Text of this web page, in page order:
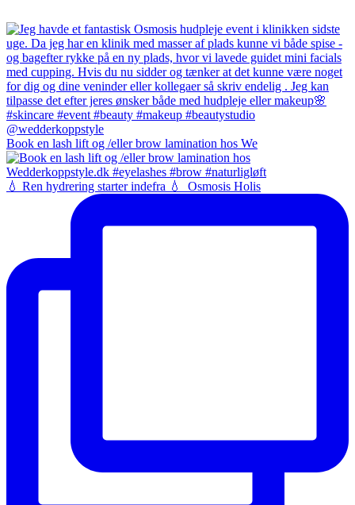
Book en lash lift og /eller brow lamination hos We
💧 Ren hydrering starter indefra 💧⁠ ⁠ Osmosis Holis